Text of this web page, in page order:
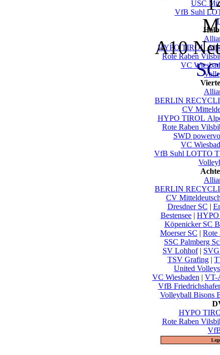
USC
VfB Suhl
HYPO TIROL
Rote Raben
VC
BERLIN
CV
HYPO TIROL
Rote Raben
SWD
VC
VfB Suhl LOTTO
BERLIN
CV
Dresdner SC |
Bestensee | HYPO
Köpenicker SC
Moerser SC | Rote
SSC Palmberg
SV Lohhof|
TSV Grafing |
United
VC Wiesbaden | VT-
VfB
Volleyball Bisons
HYPO
Rote Raben
A10